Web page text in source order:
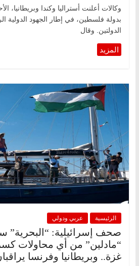
وكالات أعلنت أستراليا وكندا وبريطانيا،
بدولة فلسطين، في إطار الجهود الدولية
الدولتين. وقال
الرئيسية عربي ودولي
صحف إسرائيلية: “البحرية”
“مادلين” من أي محاولات
غزة.. وبريطانيا وفرنسا